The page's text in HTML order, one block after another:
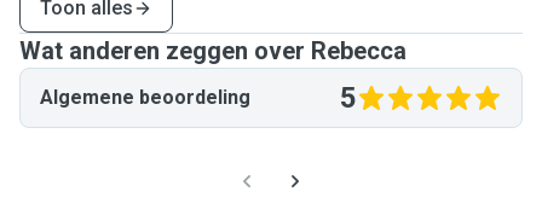
Toon alles
Wat anderen zeggen over Rebecca
Algemene beoordeling 5